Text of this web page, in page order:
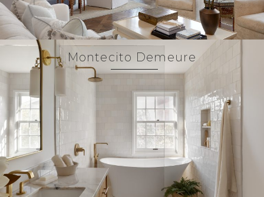
Montecito Demeure